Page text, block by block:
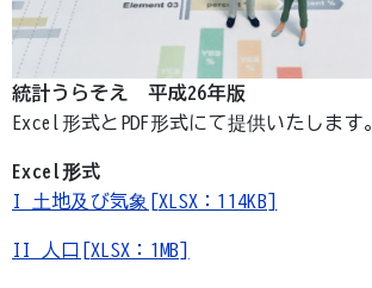
統計うらそえ 平成26年版
Excel形式とPDF形式にて提供いたします
Excel形式
I 土地及び気象[XLSX：114KB]
II 人口[XLSX：1MB]